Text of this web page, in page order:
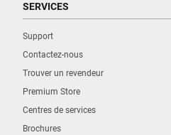
SERVICES
Support
Contactez-nous
Trouver un revendeur
Premium Store
Centres de services
Brochures